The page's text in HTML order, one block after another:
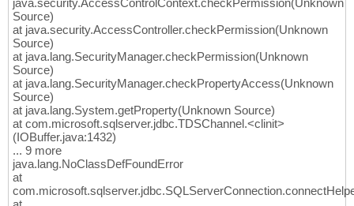
java.security.AccessControlContext.checkPermission(Unknown
Source)
at java.security.AccessController.checkPermission(Unknown
Source)
at java.lang.SecurityManager.checkPermission(Unknown
Source)
at java.lang.SecurityManager.checkPropertyAccess(Unknown
Source)
at java.lang.System.getProperty(Unknown Source)
at com.microsoft.sqlserver.jdbc.TDSChannel.<clinit>
(IOBuffer.java:1432)
... 9 more
java.lang.NoClassDefFoundError
at